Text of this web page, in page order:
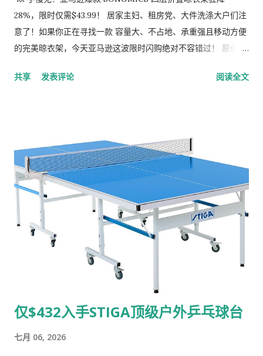
时特价）”通常库存消耗极快，随时可能恢复原价 $45.99！
Prime 会员还能享受最快当天或隔天免费送达。 既然迟早都要整
理房间，为什么不趁着 半价史低 的时候入手呢？赶紧点击下方链
Under Sink Organizer 限时 50% OFF 专属链接
28%，限时仅需$43.99！ 居家主妇、租房党、大件洗涤大户们注
意了！如果你正在寻找一款 容量大、不占地、承重强且移动方便
的完美晾衣架，今天亚马逊这波限时闪购绝对不容错过！ 原价
员专属特价 直降28% ，到手价只要 $43.99 ！性价比简直逆天！
衬衫、裙子。最底层甚至还能放鞋子或收纳筐，一架多用！ 承重
高达 35 公斤（77 磅）： 采用加厚碳钢与强化双杆设计，告别普
通塑料架弱不禁风、风一吹就倒的尴尬。晒厚重的冬衣、被子、
湿毛毯也稳如泰山。 灵动随心，说走就走： 底部自带 4 个万向
轮，无论是在阳台晒太阳、推回客厅避雨，还是推到洗衣房，都
毫不费力。其中两个轮子还带 刹车锁死功能 ，定点晾晒绝不滑
走。 10分钟免脑组装，折叠省空间： 别被它的超大容量吓到，
全组装件都有清晰标号，10分钟就能轻松拼好。不用的时候一秒
折叠，轻松塞进墙缝或衣柜旁，小户型亲妈！ 🛒 抢购通道 Dove
Grey 鸽子灰高颜值配色，百搭各种现代家居风格。这个价格随
时可能回涨，赶紧点击下方链接加入购物车吧！ 👉 立即前往亚
Prime 会员专属，非会员可以现开通试用享受超低折扣哦！）
共享 发表评论 阅读全文
仅$432入手STIGA顶级户外乒乓球台
七月 06, 2026